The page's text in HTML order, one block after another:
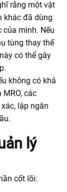
rằng một vật
khác đã dùng
mình. Nếu
tùng thay thế
có thể gây
không có khả
các
lập ngân
lý
cốt lõi: